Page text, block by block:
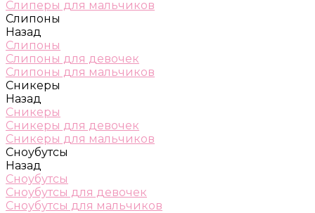
Слиперы для мальчиков
Слипоны
Назад
Слипоны
Слипоны для девочек
Слипоны для мальчиков
Сникеры
Назад
Сникеры
Сникеры для девочек
Сникеры для мальчиков
Сноубутсы
Назад
Сноубутсы
Сноубутсы для девочек
Сноубутсы для мальчиков